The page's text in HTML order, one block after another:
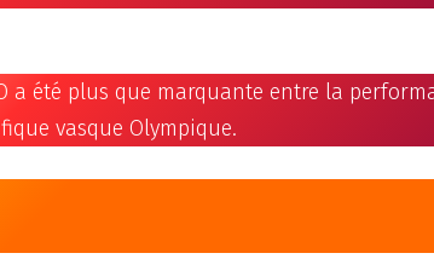
a été plus que marquante entre la
vasque Olympique.